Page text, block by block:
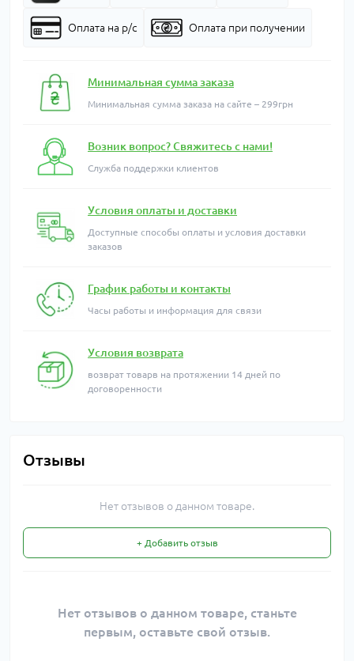
Оплата на р/с Оплата при получении
Минимальная сумма заказа
Минимальная сумма заказа на сайте – 299грн
Возник вопрос? Свяжитесь с нами!
Служба поддержки клиентов
Условия оплаты и доставки
Доступные способы оплаты и условия доставки
заказов
График работы и контакты
Часы работы и информация для связи
Условия возврата
возврат товарв на протяжении 14 дней по
договоренности
Отзывы
Нет отзывов о данном товаре.
+ Добавить отзыв
Нет отзывов о данном товаре, станьте
первым, оставьте свой отзыв.